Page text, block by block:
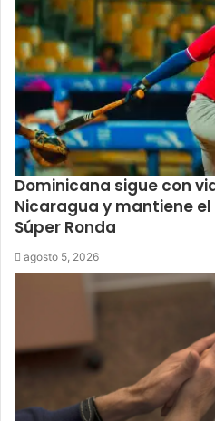
Dominicana sigue con
Nicaragua y mantiene
Súper Ronda
agosto 5, 2026